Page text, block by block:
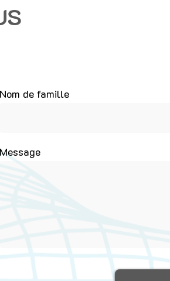
Nom de famille
Message